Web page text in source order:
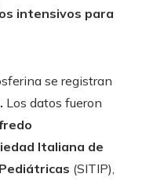
intensivos para
se registran
Los datos fueron
Italiana de
(SITIP),